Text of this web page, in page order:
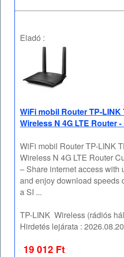
Eladó :
WiFi mobil Router TP-LINK
Wireless N 4G LTE Router
WiFi mobil Router TP-LINK
Wireless N 4G LTE Router
– Share internet access with
and enjoy download speeds
a SI ...
TP-LINK Wireless (rádiós
Hirdetés lejárata :
19 012 Ft